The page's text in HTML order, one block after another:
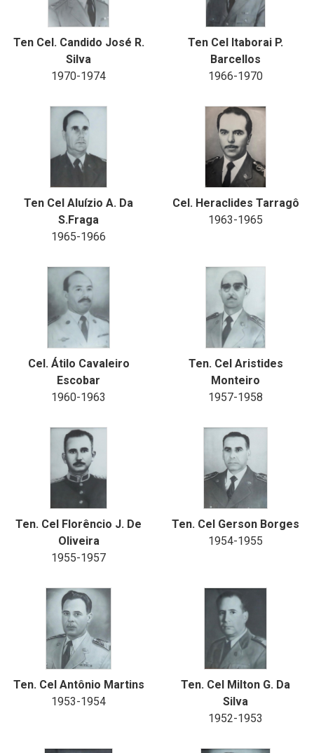
Ten Cel. Candido José R.
Silva
1970-1974
Ten Cel Itaborai P.
Barcellos
1966-1970
Ten Cel Aluízio A. Da
S.Fraga
1965-1966
Cel. Heraclides Tarragô
1963-1965
Cel. Átilo Cavaleiro
Escobar
1960-1963
Ten. Cel Aristides
Monteiro
1957-1958
Ten. Cel Florêncio J. De
Oliveira
1955-1957
Ten. Cel Gerson Borges
1954-1955
Ten. Cel Antônio Martins
1953-1954
Ten. Cel Milton G. Da
Silva
1952-1953